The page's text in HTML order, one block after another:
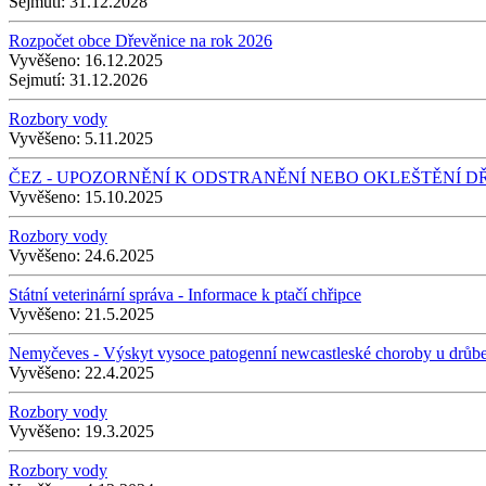
Rozpočet obce Dřevěnice na rok 2026
Vyvěšeno: 16.12.2025
Sejmutí: 31.12.2026
Rozbory vody
Vyvěšeno: 5.11.2025
ČEZ - UPOZORNĚNÍ K ODSTRANĚNÍ NEBO OKLEŠTĚNÍ
Vyvěšeno: 15.10.2025
Rozbory vody
Vyvěšeno: 24.6.2025
Státní veterinární správa - Informace k ptačí chřipce
Vyvěšeno: 21.5.2025
Nemyčeves - Výskyt vysoce patogenní newcastleské choroby u
Vyvěšeno: 22.4.2025
Rozbory vody
Vyvěšeno: 19.3.2025
Rozbory vody